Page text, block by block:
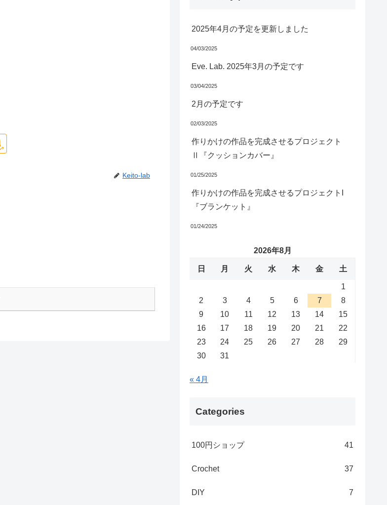
Keito-lab
2025年4月の予定を更新しました
04/03/2025
Eve. Lab. 2025年3月の予定です
03/04/2025
2月の予定です
02/03/2025
作りかけの作品を完成させるプロジェクト
Ⅱ『クッションカバー』
01/25/2025
作りかけの作品を完成させるプロジェクトI
『ブランケット』
01/24/2025
2026年8月
日 月 火 水 木 金 土
1
2
3 4 5 6 7
8
9
10 11 12 13 14
15
16
17 18 19 20 21
22
23
24 25 26 27 28
29
30
31
« 4月
Categories
100円ショップ 41
Crochet 37
DIY 7